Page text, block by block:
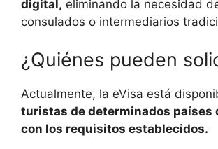
digital, eliminando la necesidad
consulados o intermediarios
¿Quiénes pueden
Actualmente, la eVisa está
turistas de determinados países
con los requisitos establecidos.